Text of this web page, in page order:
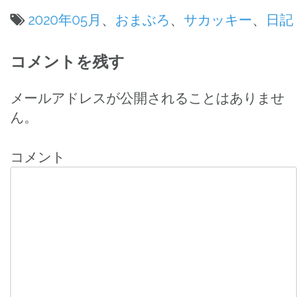
2020年05月 、 おまぶろ、 サカッキー、 日記
稿
ナ
ビ
ゲ
コメントを残す
メールアドレスが公開されることはありませ
ん。
コメント